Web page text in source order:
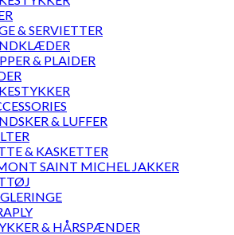
& SERVIETTER
& PLAIDER
& LUFFER
& KASKETTER
SAINT MICHEL JAKKER
& HÅRSPÆNDER